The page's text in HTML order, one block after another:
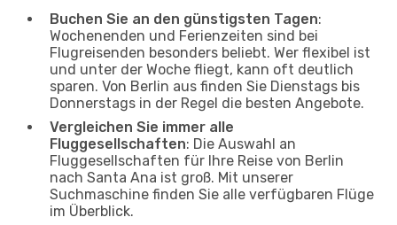
Buchen Sie an den günstigsten Tagen:
Wochenenden und Ferienzeiten sind bei
Flugreisenden besonders beliebt. Wer flexibel ist
und unter der Woche fliegt, kann oft deutlich
sparen. Von Berlin aus finden Sie Dienstags bis
Donnerstags in der Regel die besten Angebote.
Vergleichen Sie immer alle
Fluggesellschaften: Die Auswahl an
Fluggesellschaften für Ihre Reise von Berlin
nach Santa Ana ist groß. Mit unserer
Suchmaschine finden Sie alle verfügbaren Flüge
im Überblick.